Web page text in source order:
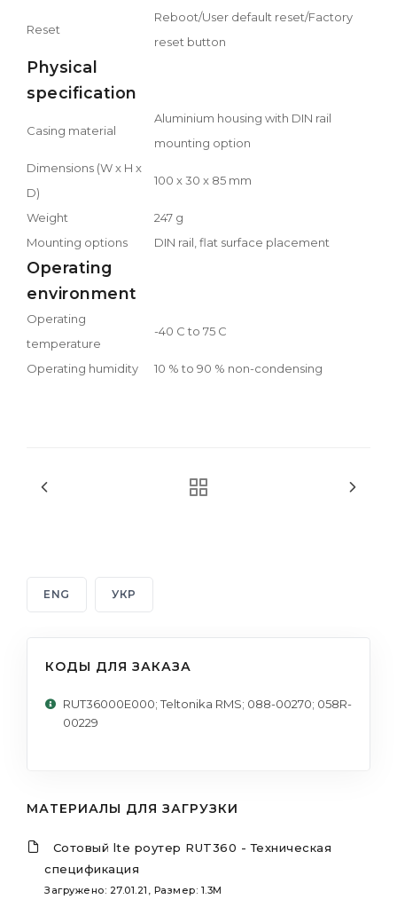
Reset
Reboot/User default reset/Factory
reset button
Physical
specification
Casing material
Aluminium housing with DIN rail
mounting option
Dimensions (W x H x
D)
100 x 30 x 85 mm
Weight
247 g
Mounting options
DIN rail, flat surface placement
Operating
environment
Operating
temperature
-40 C to 75 C
Operating humidity 10 % to 90 % non-condensing
ENG УКР
КОДЫ ДЛЯ ЗАКАЗА
RUT36000E000; Teltonika RMS; 088-00270; 058R-
00229
МАТЕРИАЛЫ ДЛЯ ЗАГРУЗКИ
Сотовый lte роутер RUT360 - Техническая
спецификация
Загружено: 27.01.21, Размер: 1.3M